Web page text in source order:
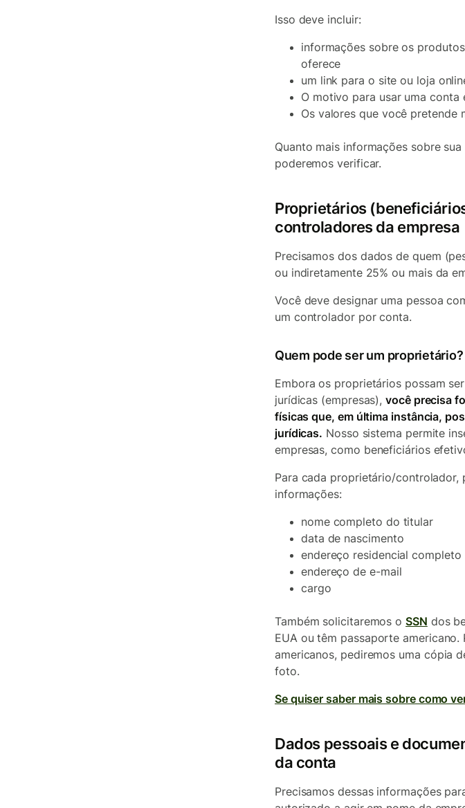
Isso deve incluir:
informações sobre os
oferece
um link para o site ou loja
O motivo para usar uma conta
Os valores que você pretende
Quanto mais informações sobre
poderemos verificar.
Proprietários
controladores da empresa
Precisamos dos dados de quem
ou indiretamente 25% ou mais da
Você deve designar uma pessoa
um controlador por conta.
Quem pode ser um proprietário?
Embora os proprietários possam
jurídicas (empresas),você precisa
físicas que, em última instância,
jurídicas. Nosso sistema permite
empresas, como beneficiários
Para cada proprietário/controlador,
informações:
nome completo do titular
data de nascimento
endereço residencial completo
endereço de e-mail
cargo
Também solicitaremos oSSN dos
EUA ou têm passaporte
americanos, pediremos uma cópia
foto.
Se quiser saber mais sobre como
Dados pessoais e
da conta
Precisamos dessas informações